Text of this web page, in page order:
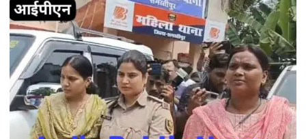
i
o
n